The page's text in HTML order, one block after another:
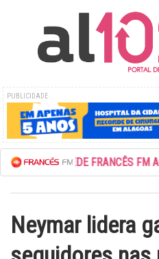
PUBLICIDADE
A REDE FRANCÊS FM AO
Neymar lidera